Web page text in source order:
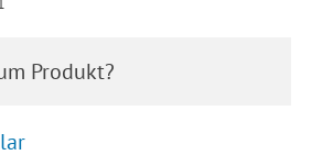
Produkt?